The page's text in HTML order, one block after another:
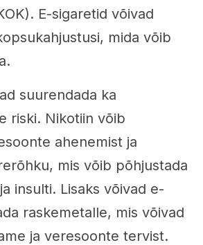
E-sigaretid võivad
mida võib
suurendada ka
riski. Nikotiin võib
ahenemist ja
mis võib põhjustada
insulti. Lisaks võivad e-
raskemetalle, mis võivad
ja veresoonte tervist.